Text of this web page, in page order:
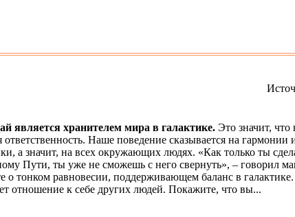
является хранителем мира в галактике.Это значит, что
ответственность. Наше поведение сказывается на гармонии
а значит, на всех окружающих людях. «Как только ты
Пути, ты уже не сможешь с него свернуть», – говорил
о тонком равновесии, поддерживающем баланс в
отношение к себе других людей. Покажите, что вы...